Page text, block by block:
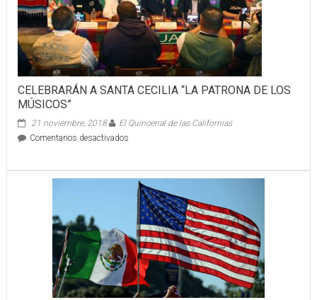
CELEBRARÁN A SANTA CECILIA “LA PATRONA DE LOS
MÚSICOS”
21 noviembre, 2018
El Quincenal de las Californias
Comentarios desactivadosen
CECILIA
PATRONA
DE
LOS
MÚSICOS”